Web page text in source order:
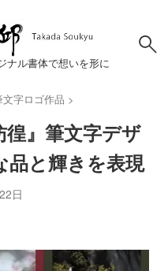
ナル書体で想いを形に
文字ロゴ作品 >
徨』筆文字デザ
品と輝きを表現
日